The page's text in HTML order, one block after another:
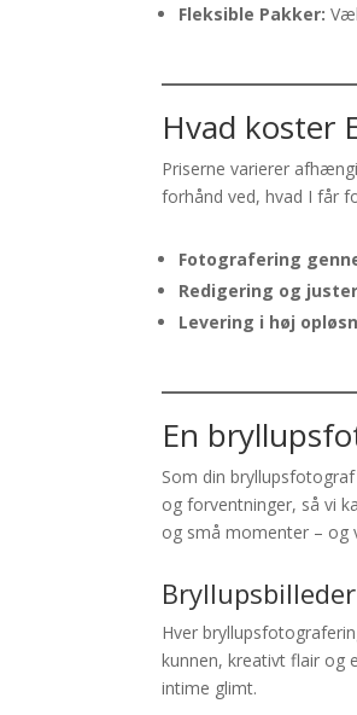
Fleksible Pakker:
Hvad koster
Priserne varierer
forhånd ved, hvad I får
Fotografering
Redigering og
Levering i høj
En
Som din
og forventninger, så vi
og små momenter – og
Hver
kunnen, kreativt flair og
intime glimt.